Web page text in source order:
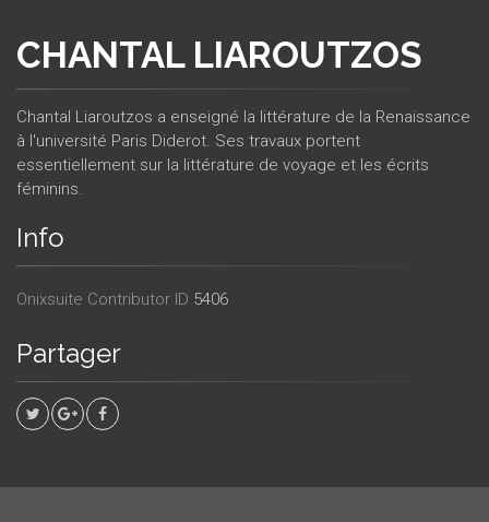
CHANTAL LIAROUTZOS
Chantal Liaroutzos a enseigné la littérature de la Renaissance
à l'université Paris Diderot. Ses travaux portent
essentiellement sur la littérature de voyage et les écrits
féminins.
Info
Onixsuite Contributor ID 5406
Partager